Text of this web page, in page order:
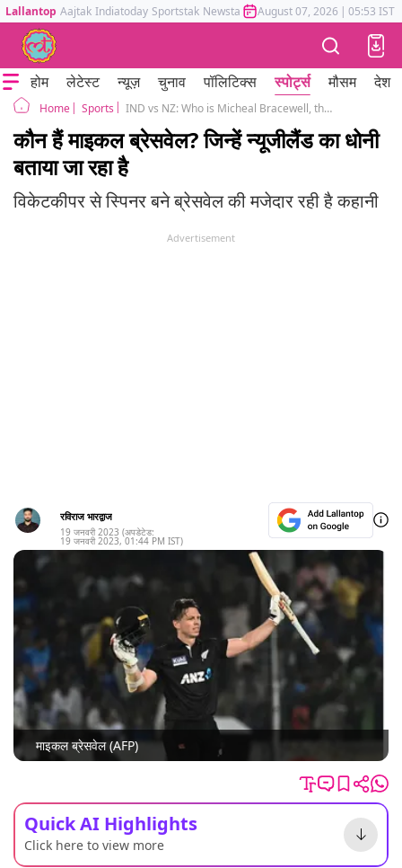
Lallantop Aajtak Indiatoday Sportstak Newstak Mumbai Tak Astrotak
August 07, 2026 | 05:53 IST
होम लेटेस्ट न्यूज़ चुनाव पॉलिटिक्स स्पोर्ट्स मौसम देश
Home Sports IND vs NZ: Who is Micheal Bracewell, the allrounder who is being compared to MS dhoni
कौन हैं माइकल ब्रेसवेल? जिन्हें न्यूजीलैंड का धोनी
बताया जा रहा है
विकेटकीपर से स्पिनर बने ब्रेसवेल की मजेदार रही है कहानी
Advertisement
रविराज भारद्वाज
19 जनवरी 2023 (अपडेटेड:
19 जनवरी 2023, 01:44 PM IST)
माइकल ब्रेसवेल (AFP)
Quick AI Highlights
Click here to view more